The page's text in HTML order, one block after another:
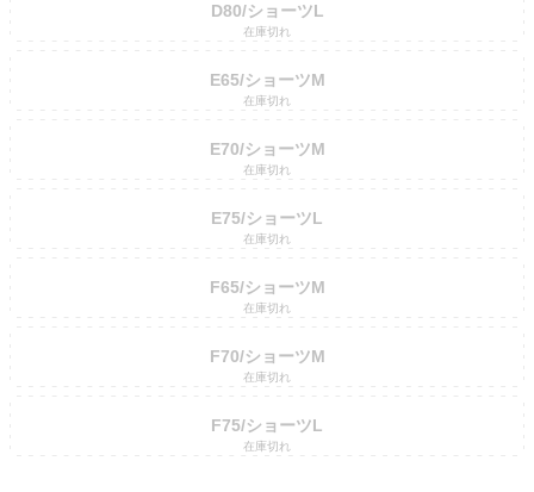
D80/ショーツL
在庫切れ
E65/ショーツM
在庫切れ
E70/ショーツM
在庫切れ
E75/ショーツL
在庫切れ
F65/ショーツM
在庫切れ
F70/ショーツM
在庫切れ
F75/ショーツL
在庫切れ